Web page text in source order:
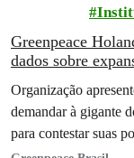
Greenpeace
dados sobre
Organização
demandar à gigante
para contestar suas